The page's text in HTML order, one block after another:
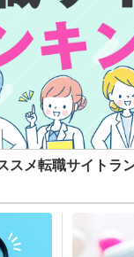
スメ転職サイトラ